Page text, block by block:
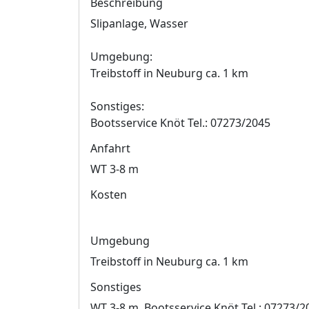
Slipanlage, Wasser
Umgebung:
Treibstoff in Neuburg ca. 1 km
Sonstiges:
Bootsservice Knöt Tel.: 07273/2045
Anfahrt
WT 3-8 m
Kosten
Umgebung
Treibstoff in Neuburg ca. 1 km
Sonstiges